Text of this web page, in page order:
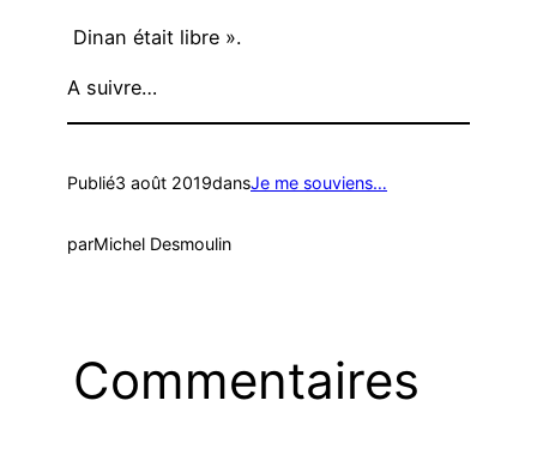
Dinan était libre ».
A suivre…
Publié3 août 2019dansJe me souviens…
parMichel Desmoulin
Commentaires